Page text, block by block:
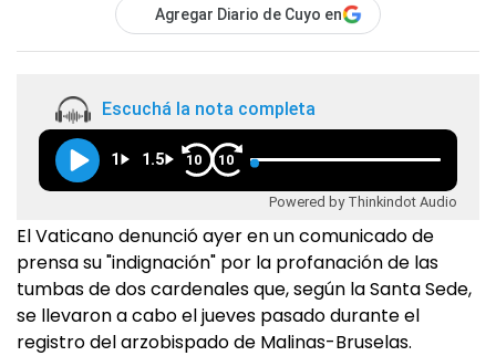
Agregar Diario de Cuyo en
Escuchá la nota completa
1 1.5 10 10
Powered by Thinkindot Audio
El Vaticano denunció ayer en un comunicado de
prensa su "indignación" por la profanación de las
tumbas de dos cardenales que, según la Santa Sede,
se llevaron a cabo el jueves pasado durante el
registro del arzobispado de Malinas-Bruselas.